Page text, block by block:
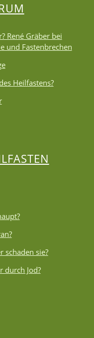
René Gräber bei
und Fastenbrechen
Heilfastens?
schaden sie?
durch Jod?